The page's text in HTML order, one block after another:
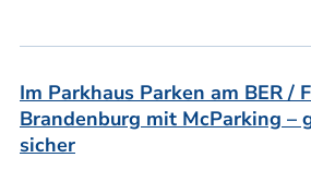
Im Parkhaus Parken am BER /
Brandenburg mit McParking –
sicher